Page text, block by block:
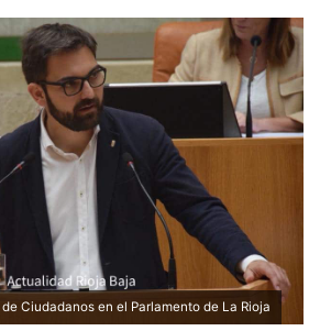
Ciudadanos en el Parlamento de La Rioja